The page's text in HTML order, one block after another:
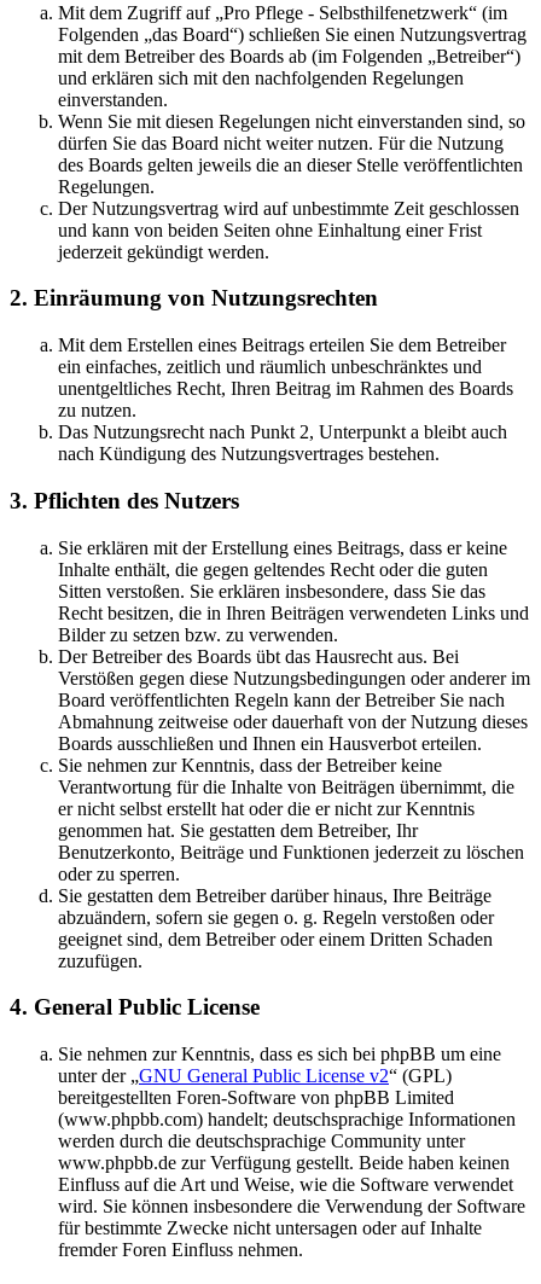
Mit dem Zugriff auf „Pro Pflege - Selbsthilfenetzwerk“ (im
Folgenden „das Board“) schließen Sie einen Nutzungsvertrag
mit dem Betreiber des Boards ab (im Folgenden „Betreiber“)
und erklären sich mit den nachfolgenden Regelungen
einverstanden.
Wenn Sie mit diesen Regelungen nicht einverstanden sind, so
dürfen Sie das Board nicht weiter nutzen. Für die Nutzung
des Boards gelten jeweils die an dieser Stelle veröffentlichten
Regelungen.
Der Nutzungsvertrag wird auf unbestimmte Zeit geschlossen
und kann von beiden Seiten ohne Einhaltung einer Frist
jederzeit gekündigt werden.
2. Einräumung von Nutzungsrechten
Mit dem Erstellen eines Beitrags erteilen Sie dem Betreiber
ein einfaches, zeitlich und räumlich unbeschränktes und
unentgeltliches Recht, Ihren Beitrag im Rahmen des Boards
zu nutzen.
Das Nutzungsrecht nach Punkt 2, Unterpunkt a bleibt auch
nach Kündigung des Nutzungsvertrages bestehen.
3. Pflichten des Nutzers
Sie erklären mit der Erstellung eines Beitrags, dass er keine
Inhalte enthält, die gegen geltendes Recht oder die guten
Sitten verstoßen. Sie erklären insbesondere, dass Sie das
Recht besitzen, die in Ihren Beiträgen verwendeten Links und
Bilder zu setzen bzw. zu verwenden.
Der Betreiber des Boards übt das Hausrecht aus. Bei
Verstößen gegen diese Nutzungsbedingungen oder anderer im
Board veröffentlichten Regeln kann der Betreiber Sie nach
Abmahnung zeitweise oder dauerhaft von der Nutzung dieses
Boards ausschließen und Ihnen ein Hausverbot erteilen.
Sie nehmen zur Kenntnis, dass der Betreiber keine
Verantwortung für die Inhalte von Beiträgen übernimmt, die
er nicht selbst erstellt hat oder die er nicht zur Kenntnis
genommen hat. Sie gestatten dem Betreiber, Ihr
Benutzerkonto, Beiträge und Funktionen jederzeit zu löschen
oder zu sperren.
Sie gestatten dem Betreiber darüber hinaus, Ihre Beiträge
abzuändern, sofern sie gegen o. g. Regeln verstoßen oder
geeignet sind, dem Betreiber oder einem Dritten Schaden
zuzufügen.
4. General Public License
Sie nehmen zur Kenntnis, dass es sich bei phpBB um eine
unter der „GNU General Public License v2“ (GPL)
bereitgestellten Foren-Software von phpBB Limited
(www.phpbb.com) handelt; deutschsprachige Informationen
werden durch die deutschsprachige Community unter
www.phpbb.de zur Verfügung gestellt. Beide haben keinen
Einfluss auf die Art und Weise, wie die Software verwendet
wird. Sie können insbesondere die Verwendung der Software
für bestimmte Zwecke nicht untersagen oder auf Inhalte
fremder Foren Einfluss nehmen.